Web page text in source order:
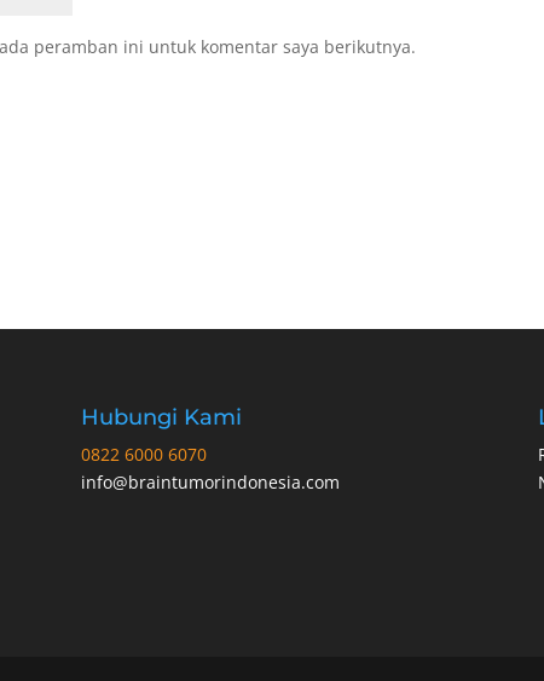
peramban ini untuk komentar saya berikutnya.
Hubungi Kami
0822 6000 6070
info@braintumorindonesia.com